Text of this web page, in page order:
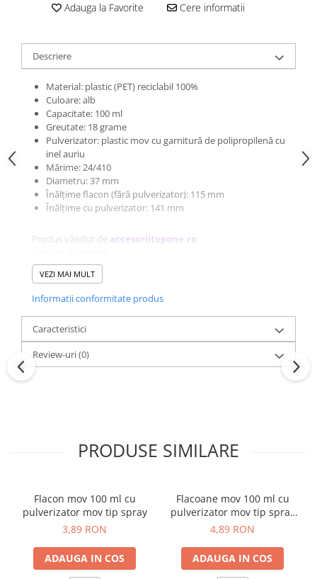
Adauga la Favorite Cere informatii
Descriere
Material: plastic (PET) reciclabil 100%
Culoare: alb
Capacitate: 100 ml
Greutate: 18 grame
Pulverizator: plastic mov cu garnitură de polipropilenă cu
inel auriu
Mărime: 24/410
Diametru: 37 mm
Înălțime flacon (fără pulverizator): 115 mm
Înălțime cu pulverizator: 141 mm
Produs vândut de accesoriitopone.ro
Mai multe informații:
office@accesoriitopone.ro
Prețurile conțin T.V.A.
VEZI MAI MULT
Informatii conformitate produs
Caracteristici
Review-uri(0)
PRODUSE SIMILARE
Flacon mov 100 ml cu
pulverizator mov tip spray
3,89 RON
ADAUGA IN COS
Flacoane mov 100 ml cu
pulverizator mov tip spray
cu inel auriu
4,89 RON
ADAUGA IN COS